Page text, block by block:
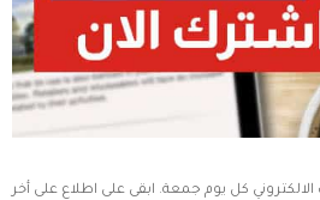
كل يوم جمعة. ابقى على اطلاع على أخر